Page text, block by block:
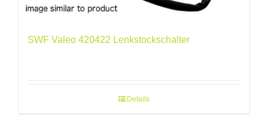
SWF Valeo 420422 Lenkstockschalter
Details